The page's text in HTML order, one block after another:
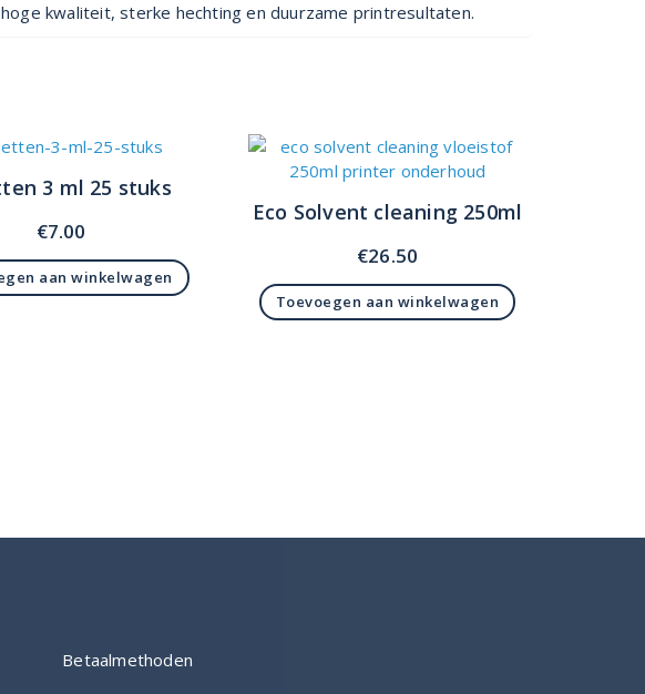
kwaliteit, sterke hechting en duurzame printresultaten.
3 ml 25 stuks
€7.00
aan winkelwagen
Eco Solvent cleaning 250ml
€26.50
Toevoegen aan winkelwagen